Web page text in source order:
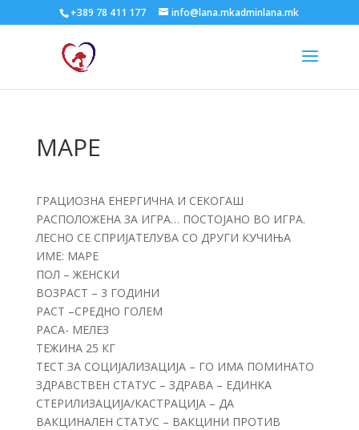
+389 78 411 177 info@lana.mkadminlana.mk
МАРЕ
ГРАЦИОЗНА ЕНЕРГИЧНА И СЕКОГАШ
РАСПОЛОЖЕНА ЗА ИГРА… ПОСТОЈАНО ВО ИГРА.
ЛЕСНО СЕ СПРИЈАТЕЛУВА СО ДРУГИ КУЧИЊА
ИМЕ: МАРЕ
ПОЛ – ЖЕНСКИ
ВОЗРАСТ – 3 ГОДИНИ
РАСТ –СРЕДНО ГОЛЕМ
РАСА- МЕЛЕЗ
ТЕЖИНА 25 КГ
ТЕСТ ЗА СОЦИЈАЛИЗАЦИЈА – ГО ИМА ПОМИНАТО
ЗДРАВСТВЕН СТАТУС – ЗДРАВА – ЕДИНКА
СТЕРИЛИЗАЦИЈА/КАСТРАЦИЈА – ДА
ВАКЦИНАЛЕН СТАТУС – ВАКЦИНИ ПРОТИВ